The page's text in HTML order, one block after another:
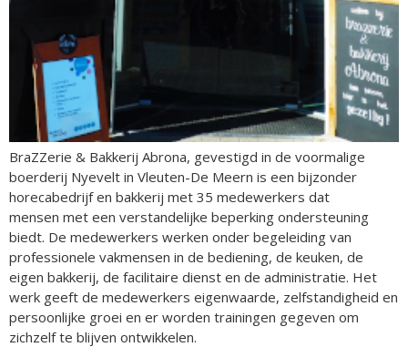
BraZZerie & Bakkerij Abrona, gevestigd in de voormalige
boerderij Nyevelt in Vleuten-De Meern is een bijzonder
horecabedrijf en bakkerij met 35 medewerkers dat
mensen met een verstandelijke beperking ondersteuning
biedt. De medewerkers werken onder begeleiding van
professionele vakmensen in de bediening, de keuken, de
eigen bakkerij, de facilitaire dienst en de administratie. Het
werk geeft de medewerkers eigenwaarde, zelfstandigheid en
persoonlijke groei en er worden trainingen gegeven om
zichzelf te blijven ontwikkelen.